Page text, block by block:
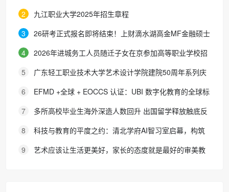
化的必要途径
2
九江职业大学2025年招生章程
3
26研考正式报名即将结束！上财滴水湖高金MF金融硕士
最全报考攻略来了
4
2026年进城务工人员随迁子女在京参加高等职业学校招
生考试报名通知
5
广东轻工职业技术大学艺术设计学院建院50周年系列庆
典活动成功举办
6
EFMD +全球 + EOCCS 认证：UBI 数字化教育的全球标
杆
7
多所高校毕业生海外深造人数回升 出国留学释放触底反
弹信号
8
科技与教育的平度之约：清北学府AI智习室启幕，构筑
区域人才培养新生态
9
艺术应该让生活更美好，家长的态度就是最好的审美教